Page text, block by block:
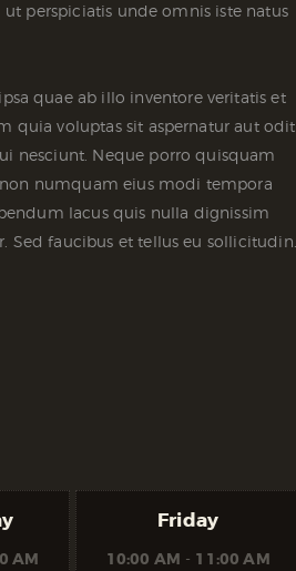
perspiciatis unde omnis iste natus
quae ab illo inventore veritatis et
quia voluptas sit aspernatur aut odit
nesciunt. Neque porro quisquam
numquam eius modi tempora
lacus quis nulla dignissim
faucibus et tellus eu sollicitudin.
AM
Friday
10:00 AM - 11:00 AM